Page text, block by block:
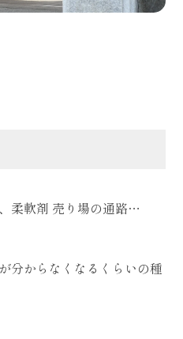
柔軟剤 売り場の通路…
分からなくなるくらいの種